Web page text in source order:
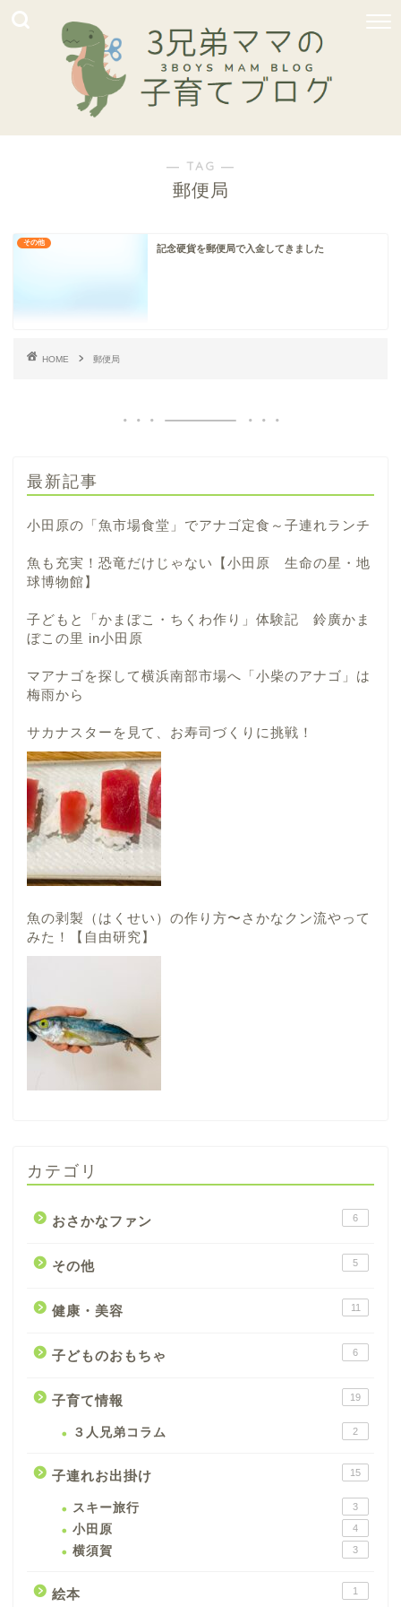
― TAG ―
郵便局
その他
記念硬貨を郵便局で入金してきました
HOME 郵便局
最新記事
小田原の「魚市場食堂」でアナゴ定食～子連れランチ
魚も充実！恐竜だけじゃない【小田原 生命の星・地
球博物館】
子どもと「かまぼこ・ちくわ作り」体験記 鈴廣かま
ぼこの里 in小田原
マアナゴを探して横浜南部市場へ「小柴のアナゴ」は
梅雨から
サカナスターを見て、お寿司づくりに挑戦！
魚の剥製（はくせい）の作り方〜さかなクン流やって
みた！【自由研究】
カテゴリ
おさかなファン 6
その他 5
健康・美容 11
子どものおもちゃ 6
子育て情報 19
３人兄弟コラム 2
子連れお出掛け 15
スキー旅行 3
小田原 4
横須賀 3
絵本 1